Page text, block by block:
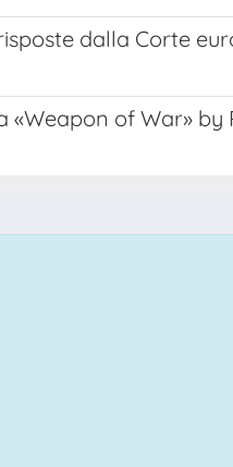
dalla Corte
«Weapon of War» by